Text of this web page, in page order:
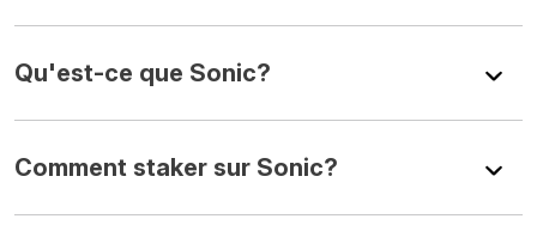
Qu'est-ce que Sonic?
Comment staker sur Sonic?